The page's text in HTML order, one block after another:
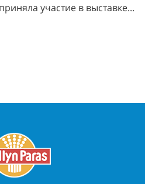
участие в выставке...